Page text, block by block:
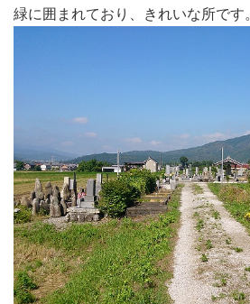
緑に囲まれており、きれいな所です。